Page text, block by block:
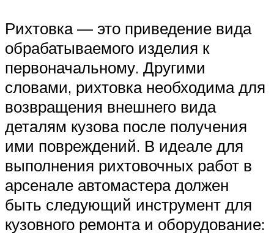
Рихтовка — это приведение вида
обрабатываемого изделия к
первоначальному. Другими
словами, рихтовка необходима для
возвращения внешнего вида
деталям кузова после получения
ими повреждений. В идеале для
выполнения рихтовочных работ в
арсенале автомастера должен
быть следующий инструмент для
кузовного ремонта и оборудование: